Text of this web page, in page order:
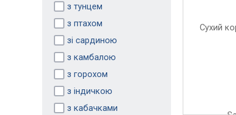
з тунцем
з птахом
зі сардиною
з камбалою
з горохом
з індичкою
з кабачками